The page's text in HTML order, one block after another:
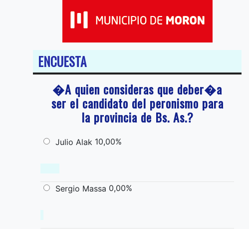
ENCUESTA
�A quien consideras que deber�a
ser el candidato del peronismo para
la provincia de Bs. As.?
Julio Alak 10,00%
Sergio Massa 0,00%